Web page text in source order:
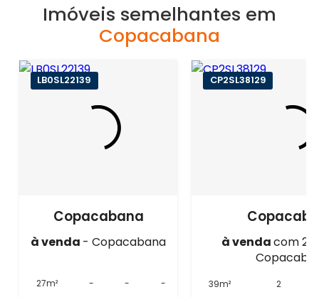
Imóveis semelhantes em
Copacabana
LB0SL22139
Copacabana
à venda - Copacabana
27m² - - -
CP2SL38129
à vendacom 2
39m² 2